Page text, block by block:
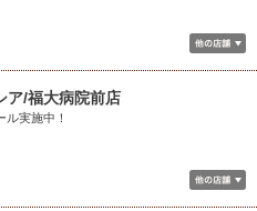
ア/福大病院前店
ル実施中！